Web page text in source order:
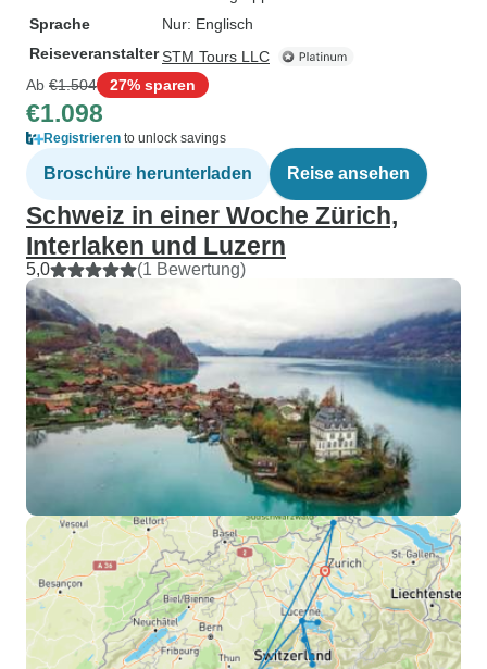
Sprache
Nur: Englisch
ReiseveranstalterSTM Tours LLC
Ab €1.504 27% sparen
€1.098
Registrieren to unlock savings
Broschüre herunterladen Reise ansehen
Schweiz in einer Woche Zürich,
Interlaken und Luzern
5,0 (1 Bewertung)